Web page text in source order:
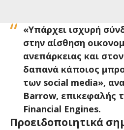
«Υπάρχει ισχυρή
στην αίσθηση
ανεπάρκειας και
δαπανά κάποιος
των social media»,
Barrow, επικεφαλής
Financial Engines.
Προειδοποιητικά